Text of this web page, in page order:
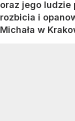
oraz jego ludzie
rozbicia i
Michała w